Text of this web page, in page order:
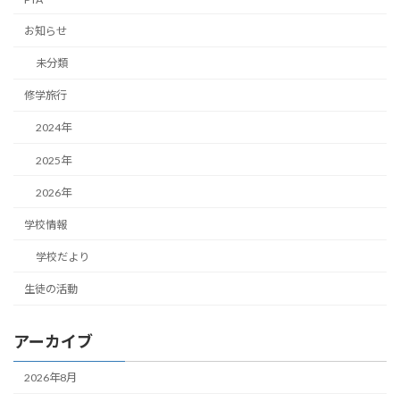
お知らせ
未分類
修学旅行
2024年
2025年
2026年
学校情報
学校だより
生徒の活動
アーカイブ
2026年8月